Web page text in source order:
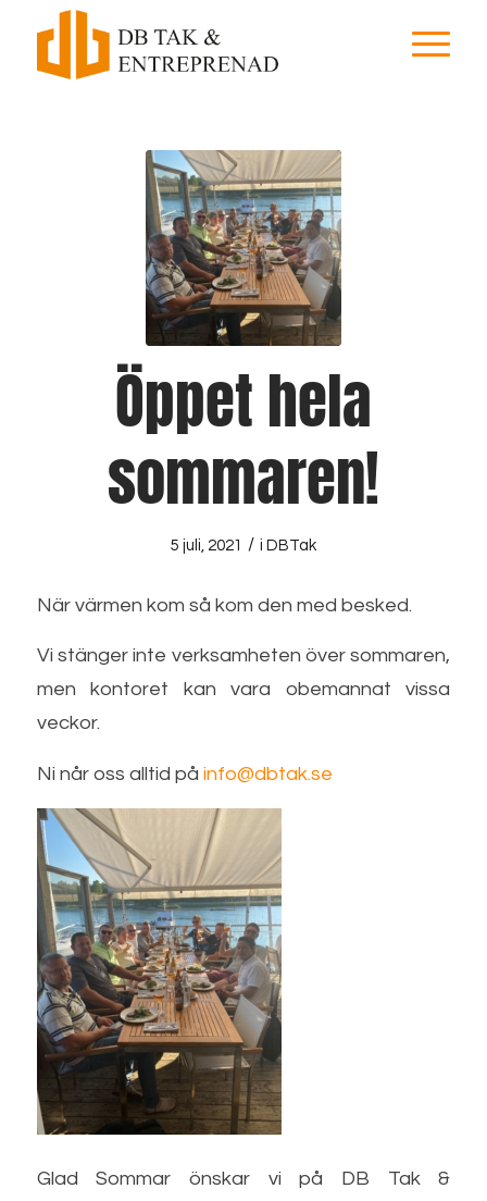
Öppet hela
sommaren!
5 juli, 2021 / i DBTak
När värmen kom så kom den med besked.
Vi stänger inte verksamheten över sommaren,
men kontoret kan vara obemannat vissa
veckor.
Ni når oss alltid på info@dbtak.se
Glad Sommar önskar vi på DB Tak &